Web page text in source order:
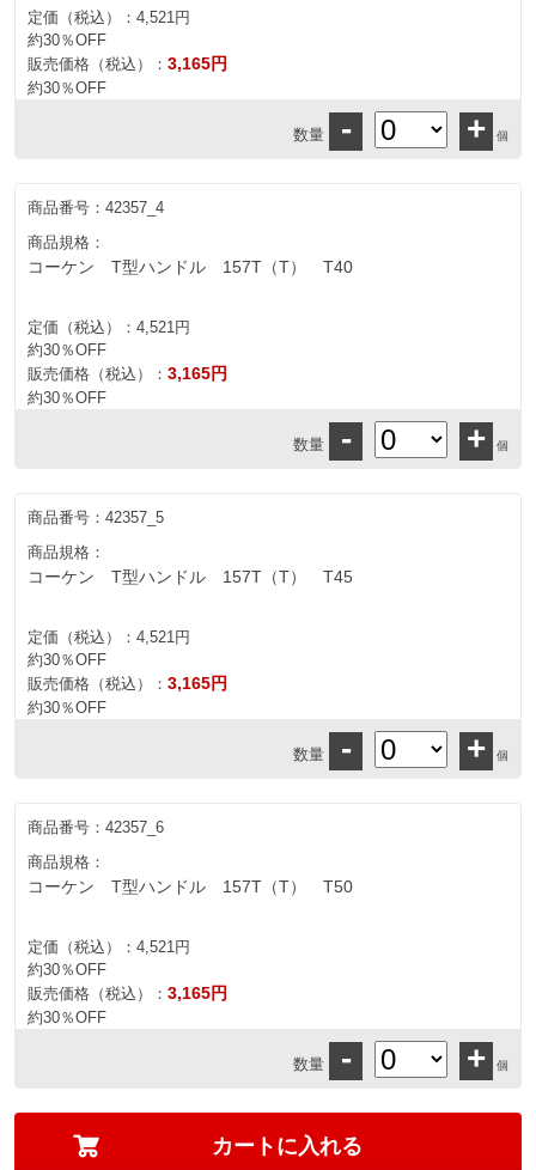
定価（税込）： 4,521円
約30％OFF
販売価格（税込）： 3,165円
約30％OFF
数量 - + 個
商品番号： 42357_4
商品規格：
コーケン T型ハンドル 157T（T） T40
定価（税込）： 4,521円
約30％OFF
販売価格（税込）： 3,165円
約30％OFF
数量 - + 個
商品番号： 42357_5
商品規格：
コーケン T型ハンドル 157T（T） T45
定価（税込）： 4,521円
約30％OFF
販売価格（税込）： 3,165円
約30％OFF
数量 - + 個
商品番号： 42357_6
商品規格：
コーケン T型ハンドル 157T（T） T50
定価（税込）： 4,521円
約30％OFF
販売価格（税込）： 3,165円
約30％OFF
数量 - + 個